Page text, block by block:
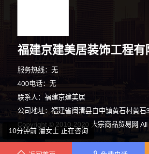
福建京建美居装饰工程有
服务热线：无
400电话：无
联系人：福建京建美居
公司地址：福建省闽清县白中镇黄石村黄石
8分钟前 段小姐 正在咨询
2分钟前 王先生 正在咨询
6分钟前 周女士 正在咨询
10分钟前 潘女士 正在咨询